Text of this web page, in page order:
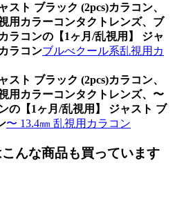
スト ブラック (2pcs)カラコン、
用カラーコンタクトレンズ、ブ
ラコンの【1ヶ月/乱視用】 ジャ
ラコンブルべクール系乱視用カ
スト ブラック (2pcs)カラコン、
用カラーコンタクトレンズ、〜
の【1ヶ月/乱視用】 ジャスト ブ
〜 13.4㎜ 乱視用カラコン
んな商品も買っています